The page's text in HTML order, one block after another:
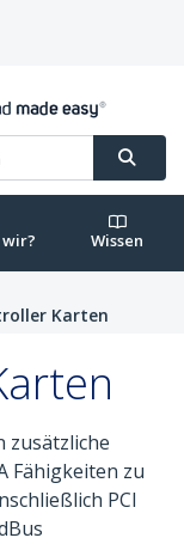
Wissen
Karten
zusätzliche
Fähigkeiten zu
PCI